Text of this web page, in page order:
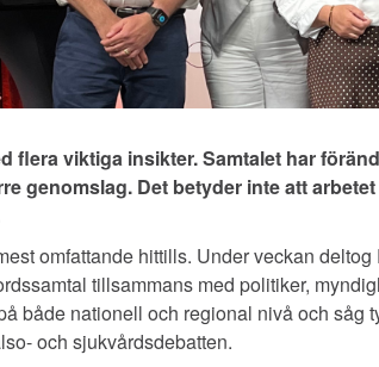
flera viktiga insikter. Samtalet har
genomslag. Det betyder inte att
omfattande hittills. Under veckan
tillsammans med politiker,
både nationell och regional nivå och såg
och sjukvårdsdebatten.